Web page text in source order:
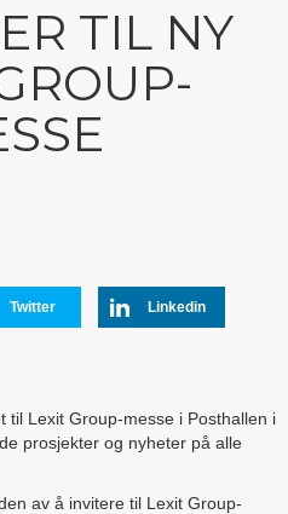
TIL NY
Twitter Linkedin
til Lexit Group-messe i Posthallen i
prosjekter og nyheter på alle
av å invitere til Lexit Group-